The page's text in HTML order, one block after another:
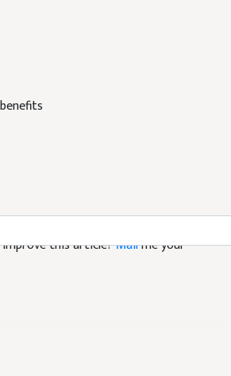
improve this article?Mailme your